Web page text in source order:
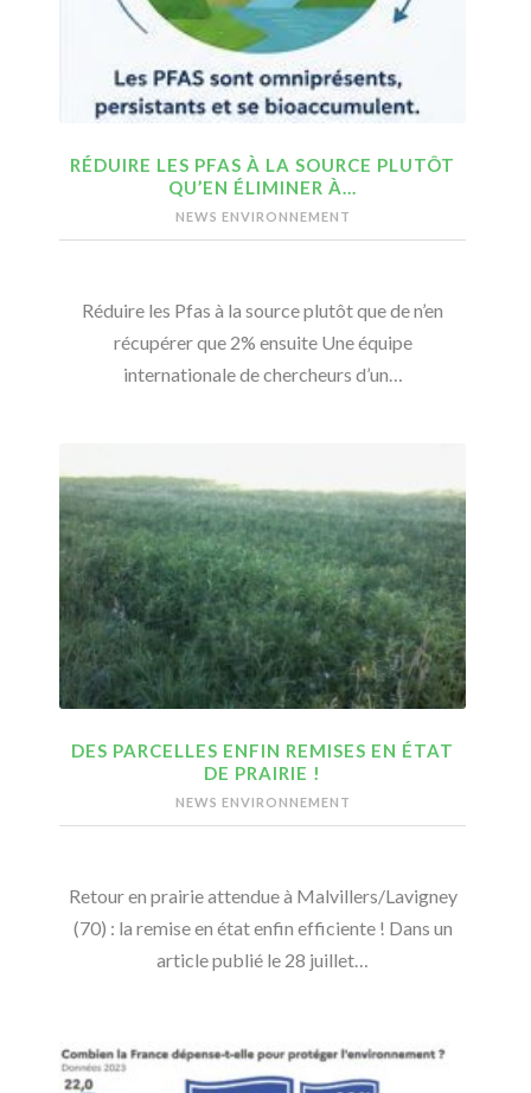
RÉDUIRE LES PFAS À LA SOURCE PLUTÔT
QU’EN ÉLIMINER À…
NEWS ENVIRONNEMENT
Réduire les Pfas à la source plutôt que de n’en
récupérer que 2% ensuite Une équipe
internationale de chercheurs d’un…
DES PARCELLES ENFIN REMISES EN ÉTAT
DE PRAIRIE !
NEWS ENVIRONNEMENT
Retour en prairie attendue à Malvillers/Lavigney
(70) : la remise en état enfin efficiente ! Dans un
article publié le 28 juillet…